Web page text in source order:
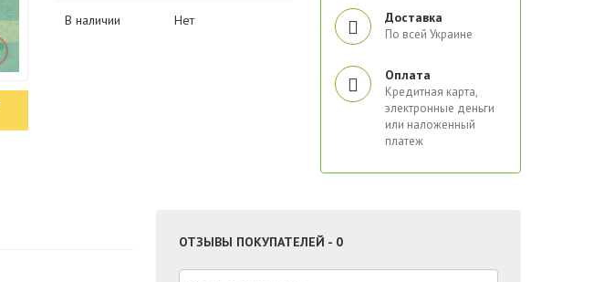
В наличии Нет Доставка
По всей Украине
Оплата
Кредитная карта,
электронные деньги
или наложенный
платеж
ОТЗЫВЫ ПОКУПАТЕЛЕЙ - 0